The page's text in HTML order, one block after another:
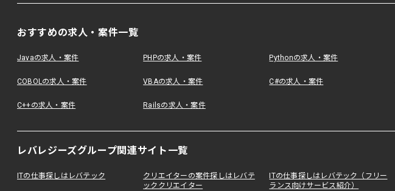
おすすめの求人・案件一覧
Javaの求人・案件 PHPの求人・案件 Pythonの求人・案件
COBOLの求人・案件 VBAの求人・案件 C#の求人・案件
C++の求人・案件 Railsの求人・案件
レバレジーズグループ関連サイト一覧
ITの仕事探しはレバテック
クリエイターの案件探しはレバテ
ッククリエイター
ITの仕事探しはレバテック（フリー
ランス向けサービス紹介）